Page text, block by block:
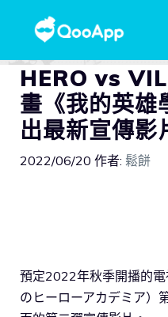
HERO vs
畫《我的英雄
出最新宣傳影
2022/06/20 作者: 鬆餅
預定2022年秋季開播的
のヒーローアカデミア）